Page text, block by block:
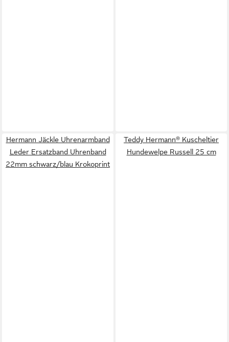
Hermann Jäckle Uhrenarmband
Leder Ersatzband Uhrenband
22mm schwarz/blau Krokoprint
Teddy Hermann® Kuscheltier
Hundewelpe Russell 25 cm